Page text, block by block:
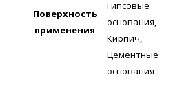
Поверхность
применения
Гипсовые
основания,
Кирпич,
Цементные
основания